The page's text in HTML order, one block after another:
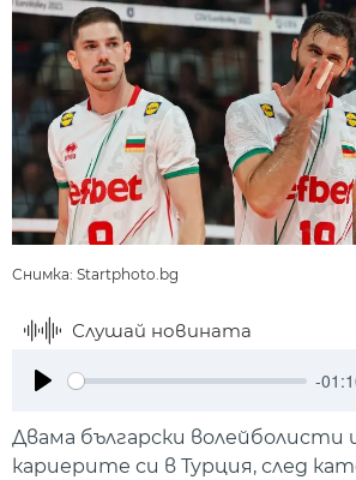
Снимка: Startphoto.bg
Слушай новината
-
Двама български
кариерите си в Турция, след